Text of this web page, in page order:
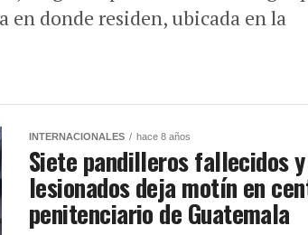
donde residen, ubicada en la
INTERNACIONALES hace 8 años
Siete pandilleros fallecidos
lesionados deja motín en
penitenciario de Guatemala